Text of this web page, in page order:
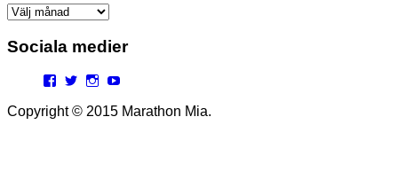
Arkiv
Sociala medier
Facebook
TwitterInstagram
Copyright © 2015 Marathon Mia.